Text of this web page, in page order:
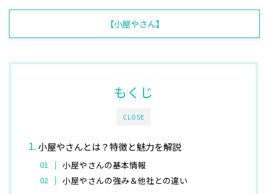
【小屋やさん】
CLOSE
もくじ
小屋やさんとは？特徴と魅力を解説
小屋やさんの基本情報
小屋やさんの強み＆他社との違い